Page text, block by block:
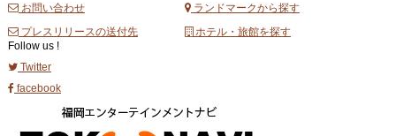
お問い合わせ
プレスリリースの送付先
ランドマークから探す
ホテル・旅館を探す
Follow us !
Twitter
facebook